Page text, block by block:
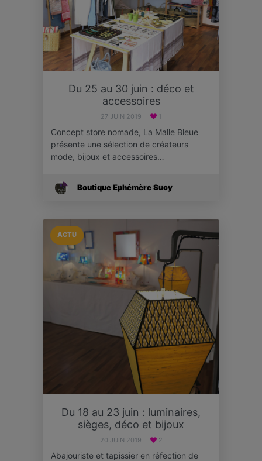
Du 25 au 30 juin : déco et
accessoires
27 JUIN 2019 1
Concept store nomade, La Malle Bleue
présente une sélection de créateurs
mode, bijoux et accessoires…
Boutique Ephémère Sucy
ACTU
Du 18 au 23 juin : luminaires,
sièges, déco et bijoux
20 JUIN 2019 2
Abajouriste et tapissier en réfection de